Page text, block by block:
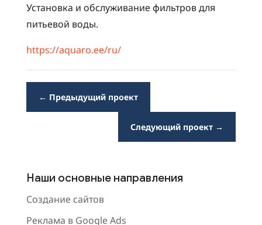
Установка и обслуживание фильтров для
питьевой воды.
https://aquaro.ee/ru/
← Предыдущий проект
Следующий проект →
Наши основные направления
Создание сайтов
Реклама в Google Ads